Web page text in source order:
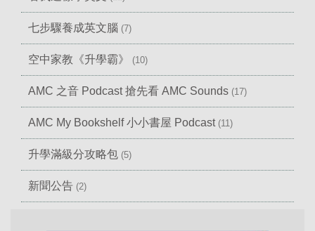
七步驟養成英文腦 (7)
空中家教《升學霸》 (10)
AMC 之音 Podcast 搶先看 AMC Sounds (17)
AMC My Bookshelf 小小書屋 Podcast (11)
升學滿級分攻略包 (5)
新聞公告 (2)